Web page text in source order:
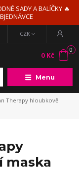
SADY A BALÍČKY 🔥
Menu
CZK
0
0 Kč
Therapy hloubkově
maska